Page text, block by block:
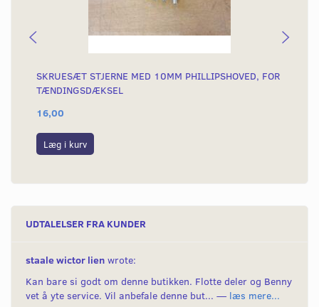
SKRUESÆT STJERNE MED 10MM PHILLIPSHOVED, FOR
TÆNDINGSDÆKSEL
16,00
Læg i kurv
UDTALELSER FRA KUNDER
staale wictor lien wrote:
Kan bare si godt om denne butikken. Flotte deler og Benny
vet å yte service. Vil anbefale denne but... — læs mere...